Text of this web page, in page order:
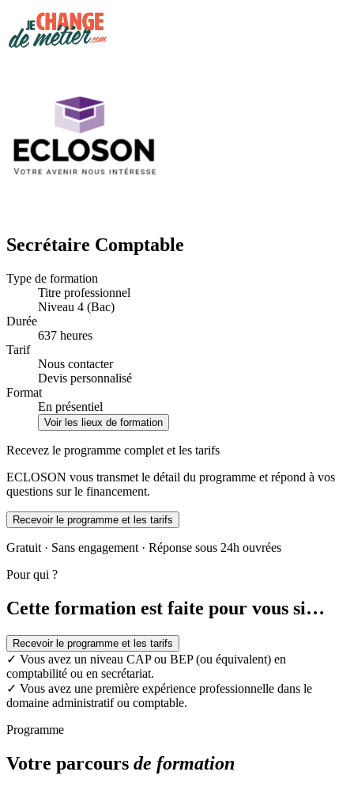
Secrétaire Comptable
Type de formation
Titre professionnel
Niveau 4 (Bac)
Durée
637 heures
Tarif
Nous contacter
Devis personnalisé
Format
En présentiel
Voir les lieux de formation
Recevez le programme complet et les tarifs
ECLOSON vous transmet le détail du programme et répond à vos
questions sur le financement.
Recevoir le programme et les tarifs
Gratuit · Sans engagement · Réponse sous 24h ouvrées
Pour qui ?
Cette formation est faite pour vous si…
Recevoir le programme et les tarifs
✓ Vous avez un niveau CAP ou BEP (ou équivalent) en
comptabilité ou en secrétariat.
✓ Vous avez une première expérience professionnelle dans le
domaine administratif ou comptable.
Programme
Votre parcours de formation